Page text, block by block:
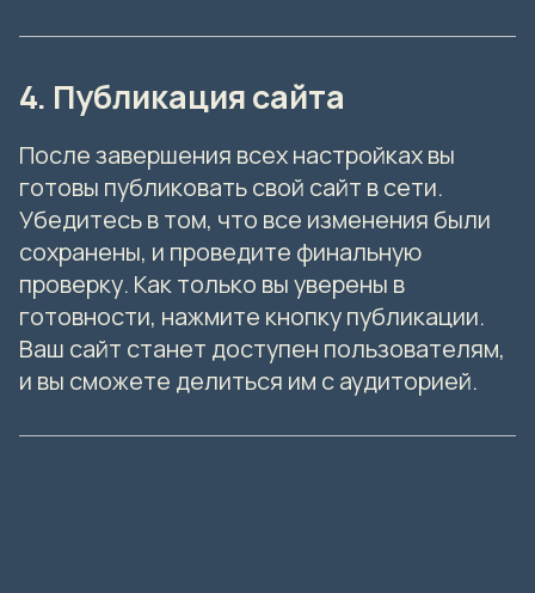
4. Публикация сайта
После завершения всех настройках вы
готовы публиковать свой сайт в сети.
Убедитесь в том, что все изменения были
сохранены, и проведите финальную
проверку. Как только вы уверены в
готовности, нажмите кнопку публикации.
Ваш сайт станет доступен пользователям,
и вы сможете делиться им с аудиторией.